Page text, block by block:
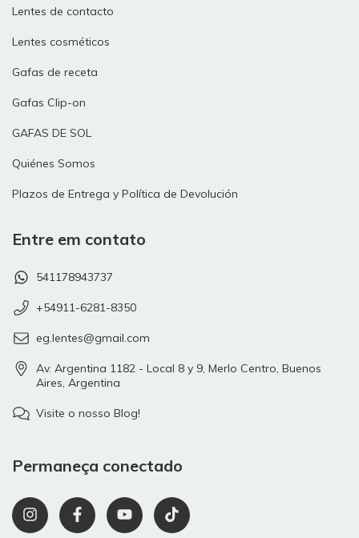
Lentes de contacto
Lentes cosméticos
Gafas de receta
Gafas Clip-on
GAFAS DE SOL
Quiénes Somos
Plazos de Entrega y Política de Devolución
Entre em contato
541178943737
+54911-6281-8350
eg.lentes@gmail.com
Av. Argentina 1182 - Local 8 y 9, Merlo Centro, Buenos
Aires, Argentina
Visite o nosso Blog!
Permaneça conectado